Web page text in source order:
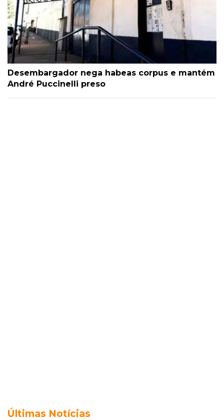
Desembargador nega habeas corpus e mantém
André Puccinelli preso
Últimas Notícias